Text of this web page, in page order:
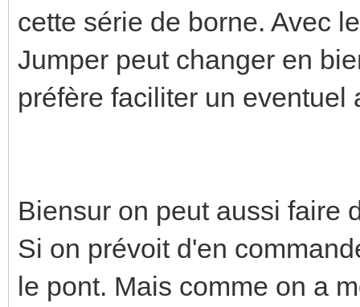
cette série de borne. Avec
Jumper peut changer en
préfère faciliter un eventuel
Biensur on peut aussi faire
Si on prévoit d'en
le pont. Mais comme on a